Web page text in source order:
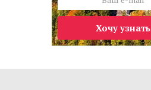
Хочу узнать